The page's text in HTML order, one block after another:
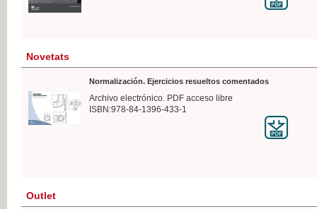
Novetats
Normalización. Ejercicios resueltos comentados
Archivo electrónico. PDF acceso libre
ISBN:978-84-1396-433-1
Outlet